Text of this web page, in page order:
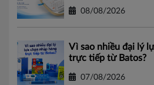
08/08/2026
Vì sao nhiều đại lý
trực tiếp từ Batos?
07/08/2026